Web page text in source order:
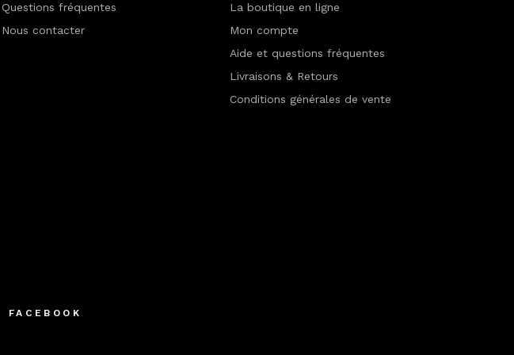
Questions fréquentes
Nous contacter
La boutique en ligne
Mon compte
Aide et questions fréquentes
Livraisons & Retours
Conditions générales de vente
FACEBOOK